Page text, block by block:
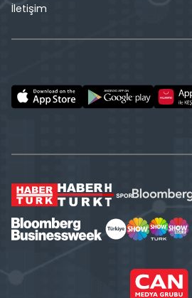
İletişim